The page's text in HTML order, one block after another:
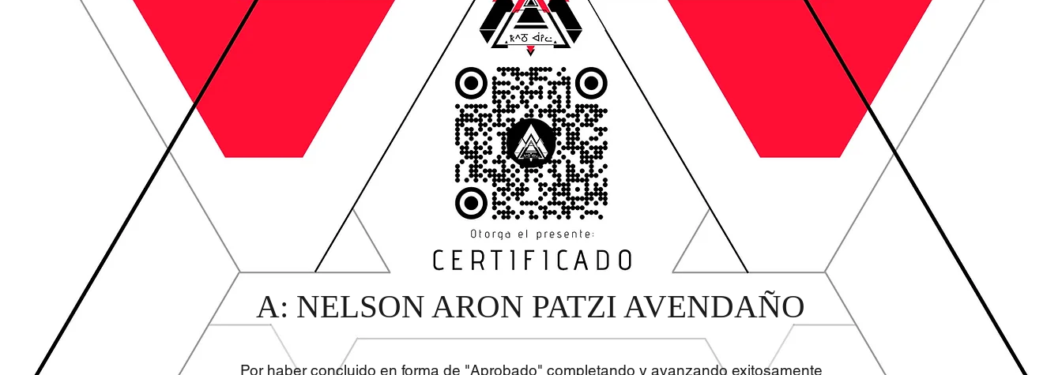
A: NELSON ARON PATZI AVENDAÑO
Por haber concluido en forma de "Aprobado" completando y avanzando exitosamente